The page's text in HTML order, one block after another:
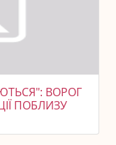
ВОРОГ
ПОБЛИЗУ